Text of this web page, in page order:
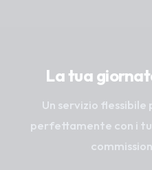
La tua
Un servizio
perfettamente con i